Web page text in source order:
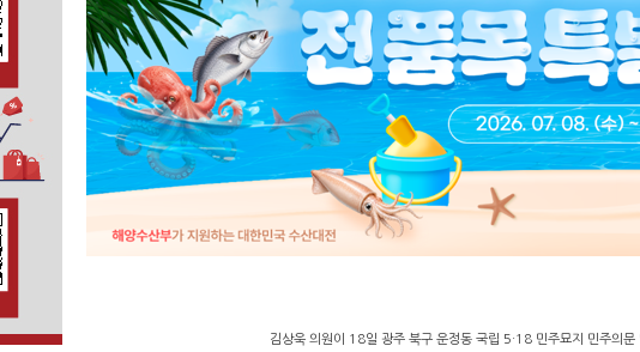
김상욱 의원이 18일 광주 북구 운정동 국립 5·18 민주묘지 민주의